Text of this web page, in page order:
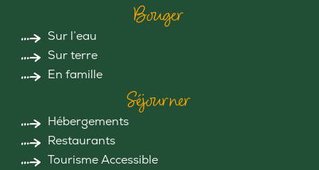
Bouger
Sur l’eau
Sur terre
En famille
Séjourner
Hébergements
Restaurants
Tourisme Accessible